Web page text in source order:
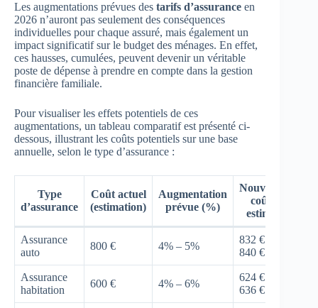
Les augmentations prévues des tarifs d’assurance en
2026 n’auront pas seulement des conséquences
individuelles pour chaque assuré, mais également un
impact significatif sur le budget des ménages. En effet,
ces hausses, cumulées, peuvent devenir un véritable
poste de dépense à prendre en compte dans la gestion
financière familiale.
Pour visualiser les effets potentiels de ces
augmentations, un tableau comparatif est présenté ci-
dessous, illustrant les coûts potentiels sur une base
annuelle, selon le type d’assurance :
Type
d’assurance
Coût actuel
(estimation)
Augmentation
prévue (%)
Nouveau
coût
estimé
Assurance
auto
800 € 4% – 5%
832 € –
840 €
Assurance
habitation
600 € 4% – 6%
624 € –
636 €